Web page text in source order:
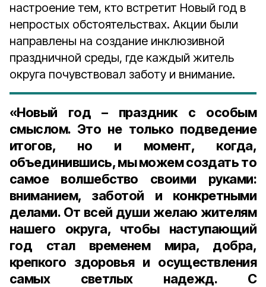
настроение тем, кто встретит Новый год в
непростых обстоятельствах. Акции были
направлены на создание инклюзивной
праздничной среды, где каждый житель
округа почувствовал заботу и внимание.
«Новый год – праздник с особым
смыслом. Это не только подведение
итогов, но и момент, когда,
объединившись, мы можем создать то
самое волшебство своими руками:
вниманием, заботой и конкретными
делами. От всей души желаю жителям
нашего округа, чтобы наступающий
год стал временем мира, добра,
крепкого здоровья и осуществления
самых светлых надежд. С